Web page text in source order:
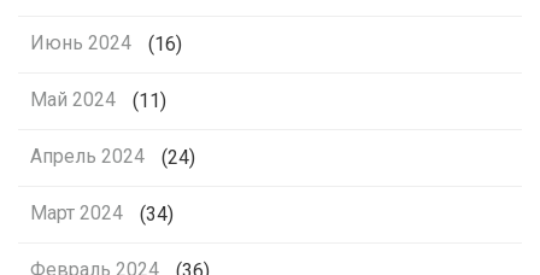
Июнь 2024 (16)
Май 2024 (11)
Апрель 2024 (24)
Март 2024 (34)
Февраль 2024